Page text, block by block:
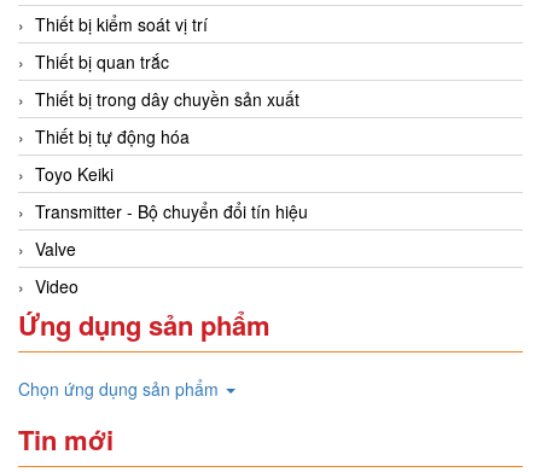
Thiết bị kiểm soát vị trí
Thiết bị quan trắc
Thiết bị trong dây chuyền sản xuất
Thiết bị tự động hóa
Toyo Keiki
Transmitter - Bộ chuyển đổi tín hiệu
Valve
Video
Ứng dụng sản phẩm
Chọn ứng dụng sản phẩm
Tin mới